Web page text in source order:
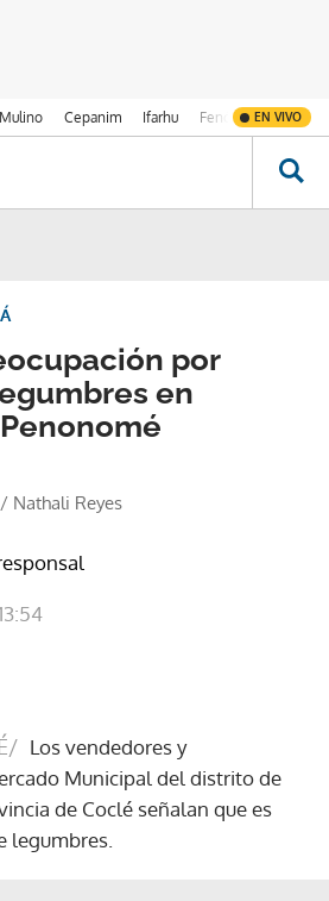
Cepanim Ifarhu Fenómeno de El
EN VIVO
por
en
/ Nathali Reyes
Los vendedores y
Municipal del distrito de
de Coclé señalan que es
legumbres.